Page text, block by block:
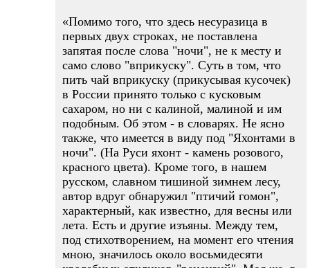
«Помимо того, что здесь несуразица в
первых двух строках, не поставлена
запятая после слова "ночи", не к месту и
само слово "вприкуску". Суть в том, что
пить чай вприкуску (прикусывая кусочек)
в России принято только с кусковым
сахаром, но ни с калиной, малиной и им
подобным. Об этом - в словарях. Не ясно
также, что имеется в виду под "Яхонтами в
ночи". (На Руси яхонт - камень розового,
красного цвета). Кроме того, в нашем
русском, славном тишиной зимнем лесу,
автор вдруг обнаружил "птичий гомон",
характерный, как известно, для весны или
лета. Есть и другие изъяны. Между тем,
под стихотворением, на момент его чтения
мною, значилось около восьмидесяти